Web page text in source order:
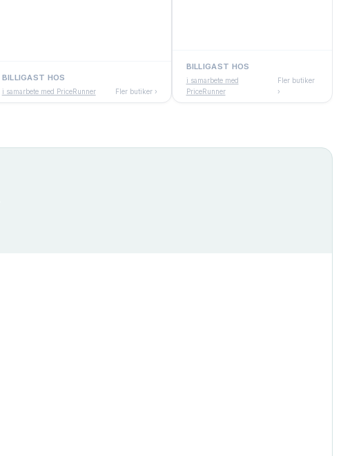
BILLIGAST HOS
i samarbete med PriceRunner Fler butiker ›
BILLIGAST HOS
i samarbete med
PriceRunner
Fler butiker
›